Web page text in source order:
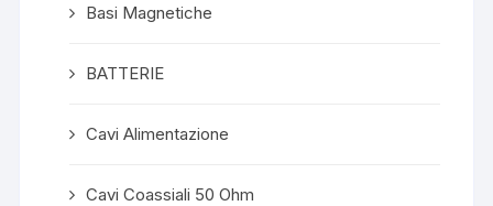
Basi Magnetiche
BATTERIE
Cavi Alimentazione
Cavi Coassiali 50 Ohm